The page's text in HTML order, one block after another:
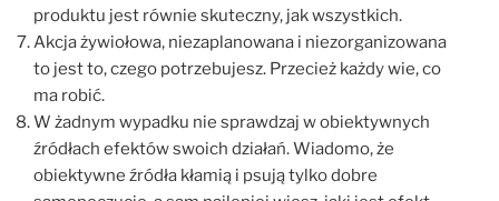
produktu jest równie skuteczny, jak wszystkich.
Akcja żywiołowa, niezaplanowana i niezorganizowana
to jest to, czego potrzebujesz. Przecież każdy wie, co
ma robić.
W żadnym wypadku nie sprawdzaj w obiektywnych
źródłach efektów swoich działań. Wiadomo, że
obiektywne źródła kłamią i psują tylko dobre